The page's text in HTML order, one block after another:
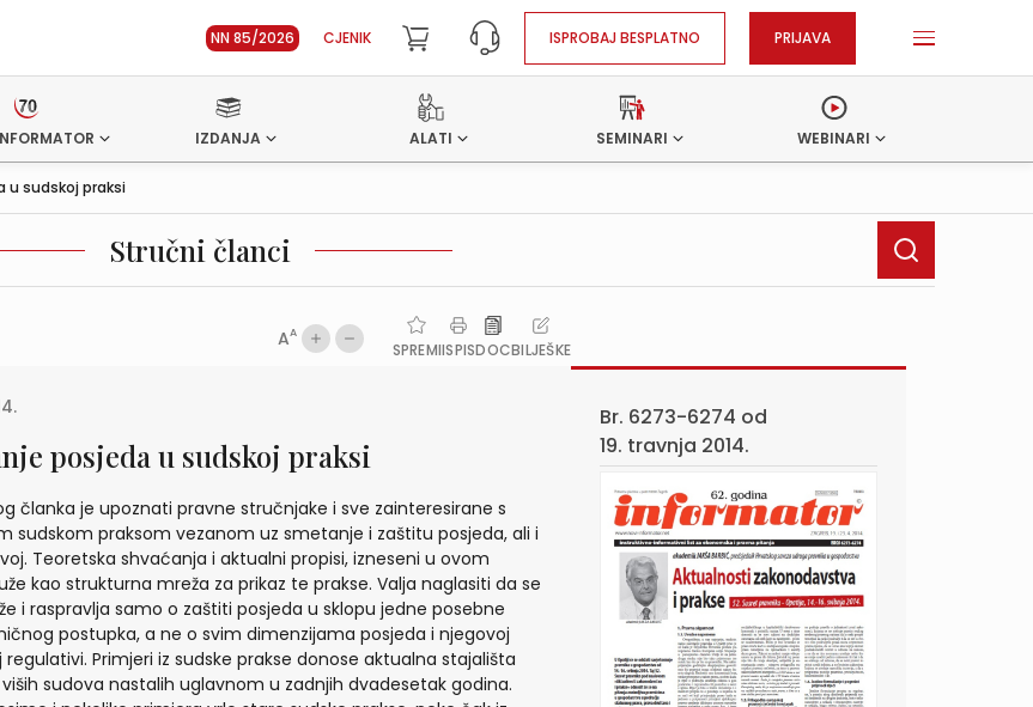
NN 85/2026 CJENIK ISPROBAJ BESPLATNO PRIJAVA
IZDANJA ALATI SEMINARI WEBINARI
u sudskoj praksi
Stručni članci
AA
SPREMIISPISDOCBILJEŠKE
posjeda u sudskoj praksi
članka je upoznati pravne stručnjake i sve zainteresirane s
sudskom praksom vezanom uz smetanje i zaštitu posjeda, ali i
Teoretska shvaćanja i aktualni propisi, izneseni u ovom
kao strukturna mreža za prikaz te prakse. Valja naglasiti da se
i raspravlja samo o zaštiti posjeda u sklopu jedne posebne
postupka, a ne o svim dimenzijama posjeda i njegovoj
regulativi. Primjeri iz sudske prakse donose aktualna stajališta
sudova nastalih uglavnom u zadnjih dvadesetak godina.
Br. 6273-6274 od
19. travnja 2014.